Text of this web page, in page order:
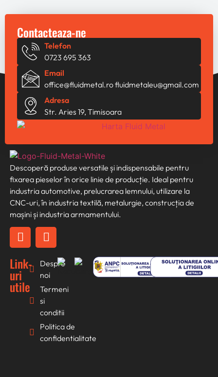
Descoperă produse versatile și indispensabile pentru
fixarea pieselor în orice linie de producție. Ideal pentru
industria automotive, prelucrarea lemnului, utilizare la
CNC-uri, în industria textilă, metalurgie, construcția de
mașini și industria armamentului.
Link-
uri
utile
Despre
noi
Termeni
si
conditii
Politica de
confidentialitate
Contacteaza-ne
Telefon
0723 695 363
Email
office@fluidmetal.rofluidmetaleu@gmail.com
Adresa
Str. Aries 19, Timisoara